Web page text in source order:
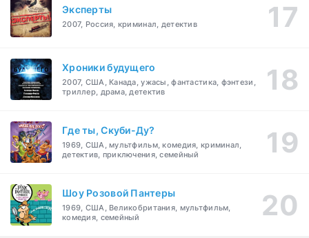
Эксперты
2007, Россия, криминал, детектив
Хроники будущего
2007, США, Канада, ужасы, фантастика, фэнтези,
триллер, драма, детектив
Где ты, Скуби-Ду?
1969, США, мультфильм, комедия, криминал,
детектив, приключения, семейный
Шоу Розовой Пантеры
1969, США, Великобритания, мультфильм,
комедия, семейный